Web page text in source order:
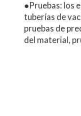
●Pruebas: los
tuberías de
pruebas de
del material,